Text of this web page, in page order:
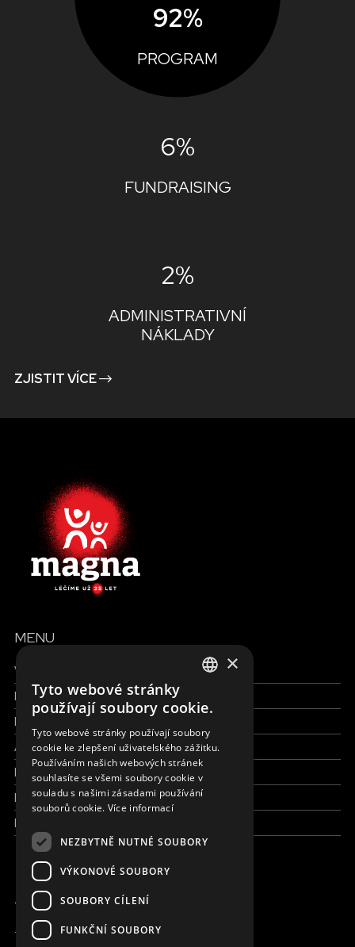
92%
PROGRAM
6%
FUNDRAISING
2%
ADMINISTRATIVNÍ
NÁKLADY
ZJISTIT VÍCE
MENU
Všechny formy pomoci
Finance a reporty
Pracujte s námi
Aktuálně
Kdo jsme
Kde pracujeme
Kontaktujte nás
JSME ONLINE
+420 736 416 505
CZECH
×
Tyto webové stránky
používají soubory cookie.
Tyto webové stránky používají soubory
cookie ke zlepšení uživatelského zážitku.
Používáním našich webových stránek
souhlasíte se všemi soubory cookie v
souladu s našimi zásadami používání
souborů cookie. Více informací
NEZBYTNĚ NUTNÉ SOUBORY
VÝKONOVÉ SOUBORY
SOUBORY CÍLENÍ
FUNKČNÍ SOUBORY